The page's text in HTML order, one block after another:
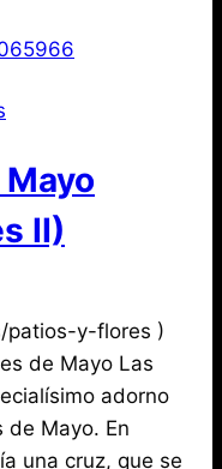
II)
patios-y-flores )
de Mayo Las
adorno
de Mayo. En
una cruz, que se